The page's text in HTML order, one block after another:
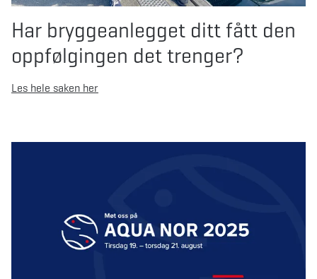
Har bryggeanlegget ditt fått den
oppfølgingen det trenger?
Les hele saken her